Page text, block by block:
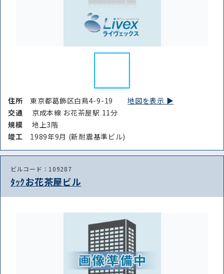
住所東京都葛飾区白鳥4-9-19地図を表示 ▶︎
交通
京成本線 お花茶屋駅 11分
規模
地上3階
竣⼯ 1989年9月 (新耐震基準ビル)
ビルコード：109287
ﾀｯｸお花茶屋ビル